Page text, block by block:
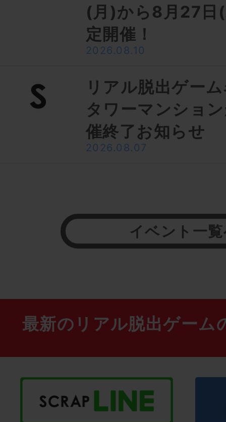
(月)から8月27日
定開催！
2026.08.10
リアル脱出ゲー
タワーマンショ
催終了お知らせ
2026.08.07
イベント一
最新のリアル脱出ゲーム